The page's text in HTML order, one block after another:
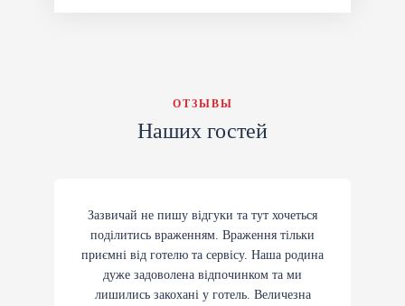
ОТЗЫВЫ
Наших гостей
Зазвичай не пишу відгуки та тут хочеться
поділитись враженням. Враження тільки
приємні від готелю та сервісу. Наша родина
дуже задоволена відпочинком та ми
лишились закохані у готель. Величезна